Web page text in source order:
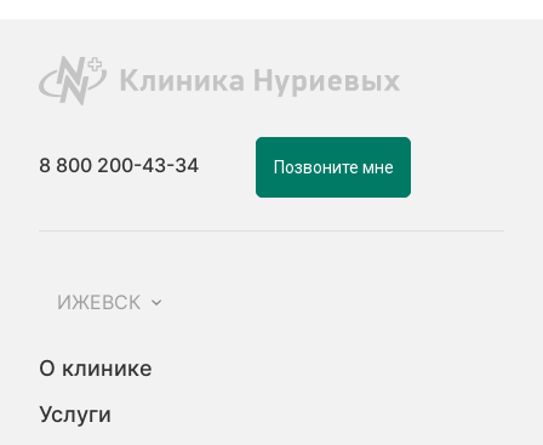
8 800 200-43-34 Позвоните мне
ИЖЕВСК
О клинике
Услуги